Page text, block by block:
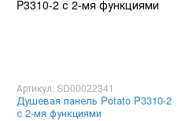
Артикул: SD00022341
Душевая панель Potato P3310-2
с 2-мя функциями